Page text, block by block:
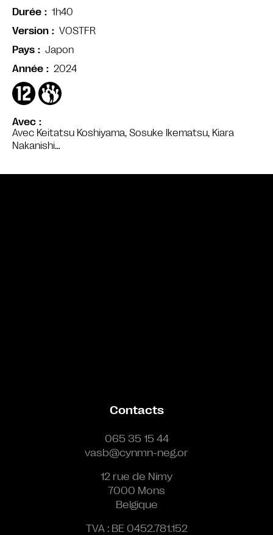
Avec
Avec Keitatsu Koshiyama, Sosuke Ikematsu, Kiara
Nakanishi…
Durée
1h40
Version
VOSTFR
Pays
Japon
Année
2024
Contacts
065 35 15 44
vasb@cynmn-neg.or
12 rue de Nimy
7000 Mons
Belgique
TVA : BE 0452.781.152